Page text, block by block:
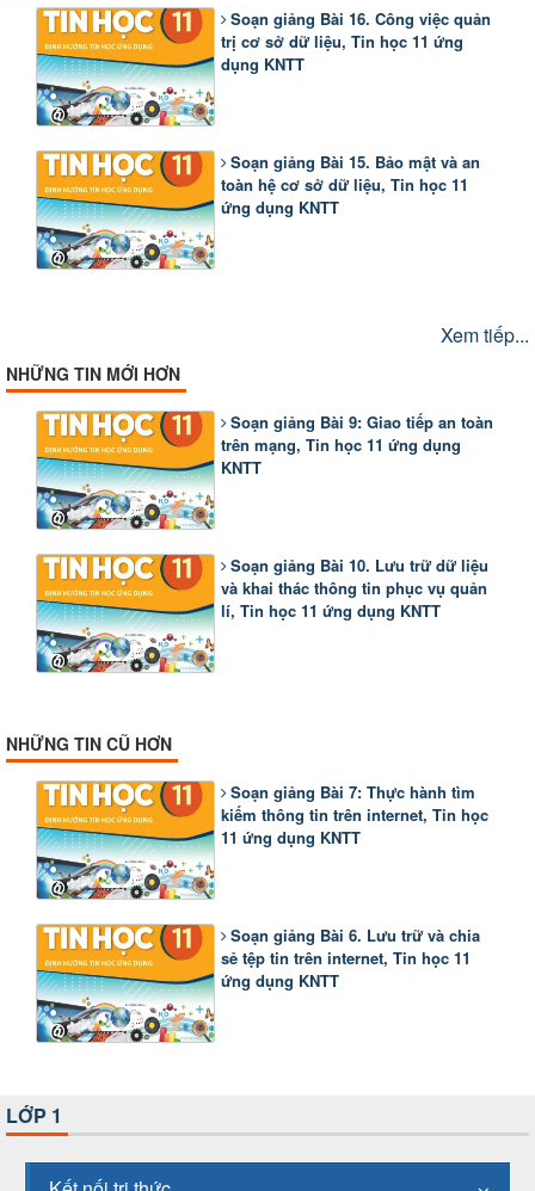
Soạn giảng Bài 16. Công việc quản
trị cơ sở dữ liệu, Tin học 11 ứng
dụng KNTT
Soạn giảng Bài 15. Bảo mật và an
toàn hệ cơ sở dữ liệu, Tin học 11
ứng dụng KNTT
Xem tiếp...
NHỮNG TIN MỚI HƠN
Soạn giảng Bài 9: Giao tiếp an toàn
trên mạng, Tin học 11 ứng dụng
KNTT
Soạn giảng Bài 10. Lưu trữ dữ liệu
và khai thác thông tin phục vụ quản
lí, Tin học 11 ứng dụng KNTT
NHỮNG TIN CŨ HƠN
Soạn giảng Bài 7: Thực hành tìm
kiếm thông tin trên internet, Tin học
11 ứng dụng KNTT
Soạn giảng Bài 6. Lưu trữ và chia
sẻ tệp tin trên internet, Tin học 11
ứng dụng KNTT
LỚP 1